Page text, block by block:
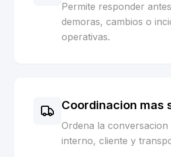
Permite responder
demoras, cambios o
operativas.
Coordinacion mas
Ordena la
interno, cliente y